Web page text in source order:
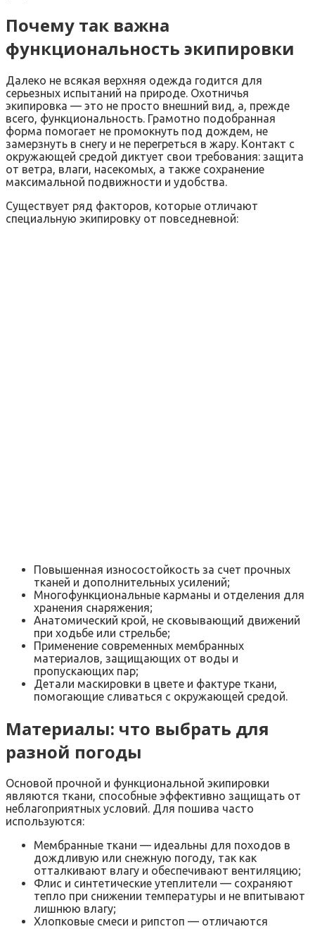
Почему так важна
функциональность экипировки
Далеко не всякая верхняя одежда годится для
серьезных испытаний на природе. Охотничья
экипировка — это не просто внешний вид, а, прежде
всего, функциональность. Грамотно подобранная
форма помогает не промокнуть под дождем, не
замерзнуть в снегу и не перегреться в жару. Контакт с
окружающей средой диктует свои требования: защита
от ветра, влаги, насекомых, а также сохранение
максимальной подвижности и удобства.
Существует ряд факторов, которые отличают
специальную экипировку от повседневной:
Повышенная износостойкость за счет прочных
тканей и дополнительных усилений;
Многофункциональные карманы и отделения для
хранения снаряжения;
Анатомический крой, не сковывающий движений
при ходьбе или стрельбе;
Применение современных мембранных
материалов, защищающих от воды и
пропускающих пар;
Детали маскировки в цвете и фактуре ткани,
помогающие сливаться с окружающей средой.
Материалы: что выбрать для
разной погоды
Основой прочной и функциональной экипировки
являются ткани, способные эффективно защищать от
неблагоприятных условий. Для пошива часто
используются:
Мембранные ткани — идеальны для походов в
дождливую или снежную погоду, так как
отталкивают влагу и обеспечивают вентиляцию;
Флис и синтетические утеплители — сохраняют
тепло при снижении температуры и не впитывают
лишнюю влагу;
Хлопковые смеси и рипстоп — отличаются